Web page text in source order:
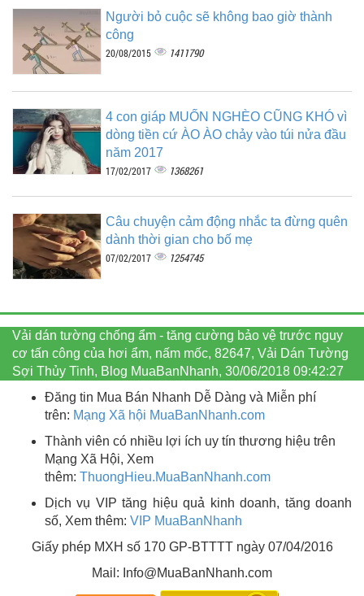
Người bỏ cuộc sẽ không bao giờ thành
công
20/08/2015 1411790
4 con giáp MUỐN NGHÈO CŨNG KHÓ vì
dòng tiền cứ ÀO ÀO chảy vào túi nửa đầu
năm 2017
17/02/2017 1368261
Câu chuyện cảm động nhắc ta đừng quên
dành thời gian cho bố mẹ
07/02/2017 1254745
Vải dán tường chống ẩm - tăng cường bảo vệ trước nguy
cơ tấn công của hơi ẩm, nấm mốc, 82647, Vải Dán Tường
Sợi Thủy Tinh, Blog MuaBanNhanh, 30/06/2018 09:42:27
Đăng tin Mua Bán Nhanh Dễ Dàng và Miễn phí
trên: Mạng Xã hội MuaBanNhanh.com
Thành viên có nhiều lợi ích uy tín thương hiệu trên
Mạng Xã Hội, Xem
thêm: ThuongHieu.MuaBanNhanh.com
Dịch vụ VIP tăng hiệu quả kinh doanh, tăng doanh
số, Xem thêm: VIP MuaBanNhanh
Giấy phép MXH số 170 GP-BTTTT ngày 07/04/2016
Mail: Info@MuaBanNhanh.com